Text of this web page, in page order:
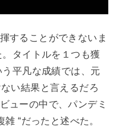
することができないま
タイトルを１つも獲
平凡な成績では、元
い結果と言えるだろ
ューの中で、パンデミ
“だったと述べた。